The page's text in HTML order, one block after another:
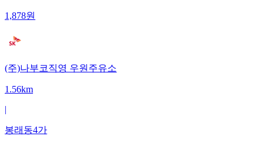
1,878원
(주)나부코직영 우원주유소
1.56km
|
봉래동4가